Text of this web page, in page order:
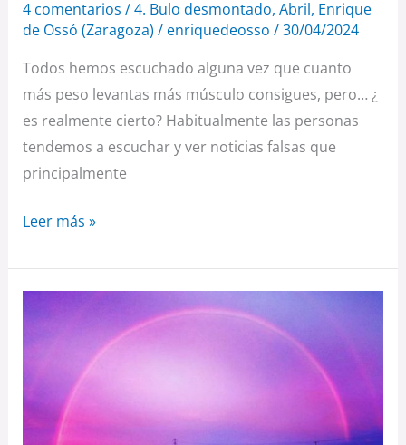
4 comentarios /4. Bulo desmontado, Abril, Enrique
de Ossó (Zaragoza) / enriquedeosso /30/04/2024
Todos hemos escuchado alguna vez que cuanto
más peso levantas más músculo consigues, pero… ¿
es realmente cierto? Habitualmente las personas
tendemos a escuchar y ver noticias falsas que
principalmente
Leer más »
¿POR
EL
ROSA